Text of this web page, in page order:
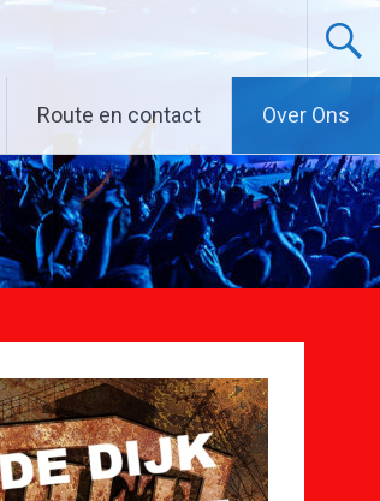
Route en contact Over Ons